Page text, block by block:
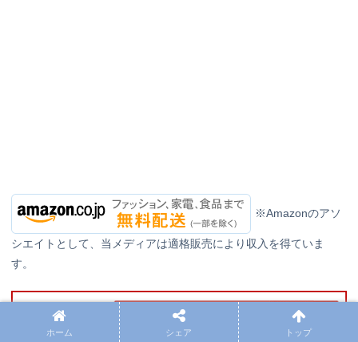
※Amazonのアソ
シエイトとして、当メディアは適格販売により収入を得ていま
す。
ホーム シェア トップ